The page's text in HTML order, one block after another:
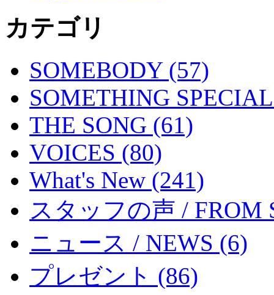
カテゴリ
SOMEBODY (57)
SOMETHING
THE SONG (61)
VOICES (80)
What's New (241)
スタッフの声 / FROM
ニュース / NEWS (6)
プレゼント (86)